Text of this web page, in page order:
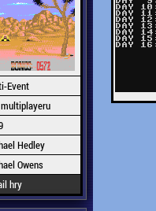
Event
Hedley
Owens
hry